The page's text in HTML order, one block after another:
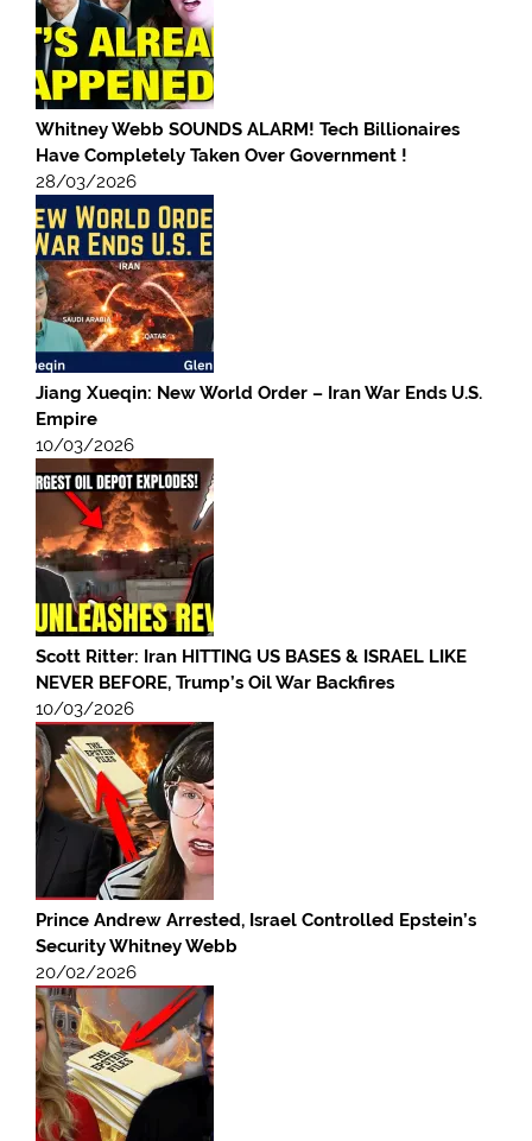
Whitney Webb SOUNDS ALARM! Tech Billionaires
Have Completely Taken Over Government !
28/03/2026
Jiang Xueqin: New World Order – Iran War Ends U.S.
Empire
10/03/2026
Scott Ritter: Iran HITTING US BASES & ISRAEL LIKE
NEVER BEFORE, Trump’s Oil War Backfires
10/03/2026
Prince Andrew Arrested, Israel Controlled Epstein’s
Security Whitney Webb
20/02/2026